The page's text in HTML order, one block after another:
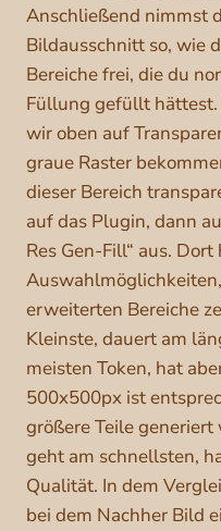
Anschließend nimmst
Bildausschnitt so, wie
Bereiche frei, die du
Füllung gefüllt
wir oben auf
graue Raster
dieser Bereich
auf das Plugin, dann
Res Gen-Fill“ aus.
erweiterten Bereiche
Kleinste, dauert am
meisten Token, hat
500x500px ist
größere Teile
geht am schnellsten,
Qualität. In dem
bei dem Nachher Bild